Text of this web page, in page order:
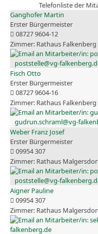
Telefonliste der
Ganghofer Martin
Erster Bürgermeister
08727 9604-12
Rathaus Falkenberg
poststelle@vg-
Fisch Otto
Erster Bürgermeister
08727 9604-16
Rathaus Falkenberg
gudrun.schraml@vg-
Weber Franz Josef
Erster Bürgermeister
09954 307
Rathaus
poststelle@vg-
Aigner Pauline
09954 307
Rathaus